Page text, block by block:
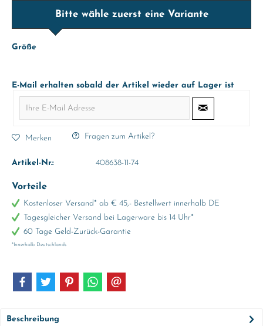
Bitte wähle zuerst eine Variante
Größe
E-Mail erhalten sobald der Artikel wieder auf Lager ist
Merken Fragen zum Artikel?
Artikel-Nr.: 408638-11-74
Vorteile
Kostenloser Versand* ab € 45,- Bestellwert innerhalb DE
Tagesgleicher Versand bei Lagerware bis 14 Uhr*
60 Tage Geld-Zurück-Garantie
*Innerhalb Deutschlands
Beschreibung